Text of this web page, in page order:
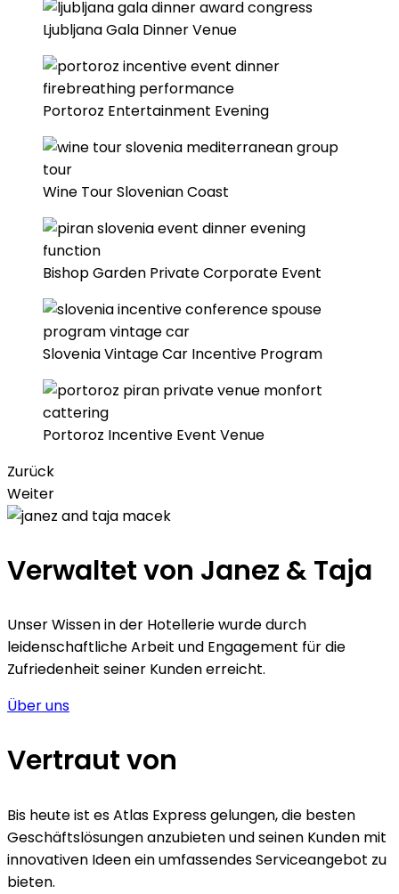
Ljubljana Gala Dinner Venue
Portoroz Entertainment Evening
Wine Tour Slovenian Coast
Bishop Garden Private Corporate Event
Slovenia Vintage Car Incentive Program
Portoroz Incentive Event Venue
Zurück
Weiter
Verwaltet von Janez & Taja
Unser Wissen in der Hotellerie wurde durch
leidenschaftliche Arbeit und Engagement für die
Zufriedenheit seiner Kunden erreicht.
Über uns
Vertraut von
Bis heute ist es Atlas Express gelungen, die besten
Geschäftslösungen anzubieten und seinen Kunden mit
innovativen Ideen ein umfassendes Serviceangebot zu
bieten.